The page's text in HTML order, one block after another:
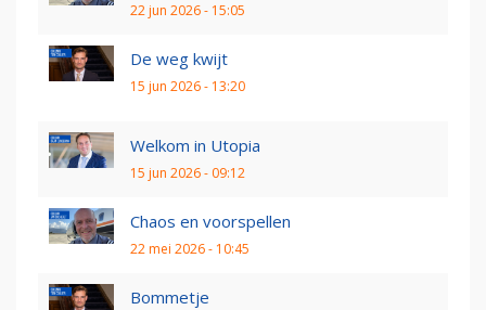
22 jun 2026 - 15:05
De weg kwijt
15 jun 2026 - 13:20
Welkom in Utopia
15 jun 2026 - 09:12
Chaos en voorspellen
22 mei 2026 - 10:45
Bommetje